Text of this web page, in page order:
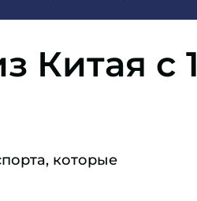
Китая с 1
которые